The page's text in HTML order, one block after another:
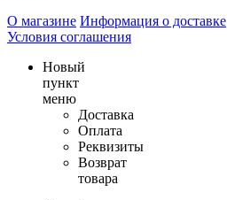
О магазине Информация о доставке
Условия соглашения
Новый
пункт
меню
Доставка
Оплата
Реквизиты
Возврат
товара